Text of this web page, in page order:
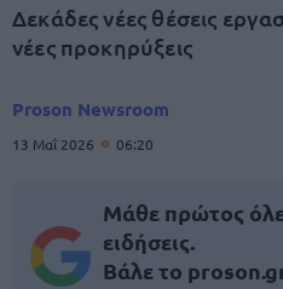
Δεκάδες νέες θέσεις
νέες προκηρύξεις
Proson Newsroom
13 Μαΐ 2026 06:20
Μάθε πρώτος
ειδήσεις.
Βάλε το